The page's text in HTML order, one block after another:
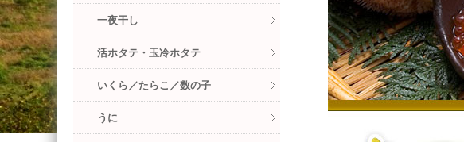
一夜干し
活ホタテ・玉冷ホタテ
いくら／たらこ／数の子
うに